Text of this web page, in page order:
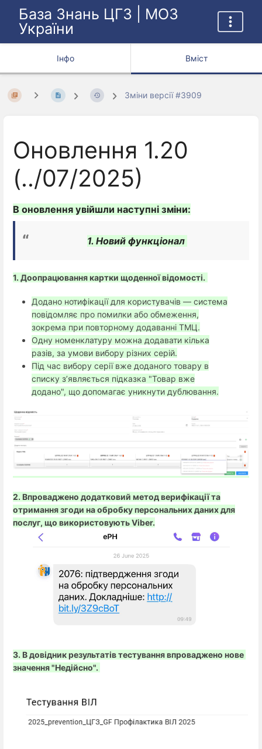
База Знань ЦГЗ | МОЗ
України
Інфо Вміст
Зміни версії #3909
Оновлення 1.20
(../07/2025)
В оновлення увійшли наступні зміни:
1. Новий функціонал
1. Доопрацювання картки щоденної відомості.
Додано нотифікації для користувачів — система
повідомляє про помилки або обмеження,
зокрема при повторному додаванні ТМЦ.
Одну номенклатуру можна додавати кілька
разів, за умови вибору різних серій.
Під час вибору серії вже доданого товару в
списку з’являється підказка "Товар вже
додано", що допомагає уникнути дублювання.
2. Впроваджено додатковий метод верифікації та
отримання згоди на обробку персональних даних для
послуг, що використовують Viber.
3. В довідник результатів тестування впроваджено нове
значення "Недійсно".